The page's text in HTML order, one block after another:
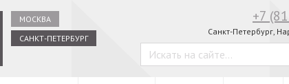
МОСКВА
САНКТ-ПЕТЕРБУРГ
+7
Санкт-Петербург,